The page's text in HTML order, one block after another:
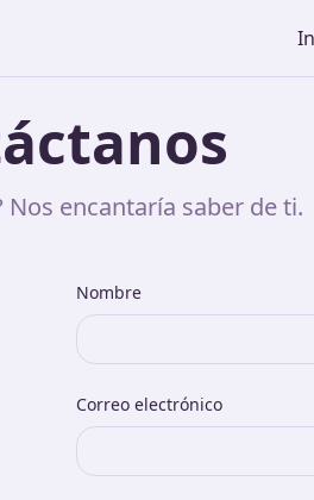
Nos encantaría saber de ti.
Nombre
Correo electrónico